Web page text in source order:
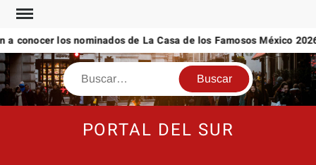
Saltar
contenido
conocer los nominados de La Casa de los Famosos México
Buscar
PORTAL DEL SUR